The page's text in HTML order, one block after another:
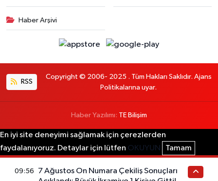
Haber Arşivi
RSS
Copyright © 2006- 2025 . Tüm Hakları Saklıdır. Ajans
Politikalarına uyar.
Haber Yazılımı: TE Bilişim
En iyi site deneyimi sağlamak için çerezlerden
faydalanıyoruz. Detaylar için lütfen OKUYUN Tamam
09:56
7 Ağustos On Numara Çekiliş Sonuçları